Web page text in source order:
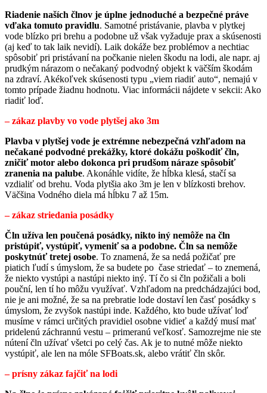
Riadenie naších člnov je úplne jednoduché a bezpečné práve
vďaka tomuto pravidlu. Samotné pristávanie, plavba v plytkej
vode blízko pri brehu a podobne už však vyžaduje prax a skúsenosti
(aj keď to tak laik nevidí). Laik dokáže bez problémov a nechtiac
spôsobiť pri pristávaní na počkanie nielen škodu na lodi, ale napr. aj
prudkým nárazom o nečakaný podvodný objekt k väčším škodám
na zdraví. Akékoľvek skúsenosti typu „viem riadiť auto“, nemajú v
tomto prípade žiadnu hodnotu. Viac informácii nájdete v sekcii: Ako
riadiť loď.
– zákaz plavby vo vode plytšej ako 3m
Plavba v plytšej vode je extrémne nebezpečná vzhľadom na
nečakané podvodné prekážky, ktoré dokážu poškodiť čln,
zničiť motor alebo dokonca pri prudšom náraze spôsobiť
zranenia na palube. Akonáhle vidíte, že hĺbka klesá, stačí sa
vzdialiť od brehu. Voda plytšia ako 3m je len v blízkosti brehov.
Väčšina Vodného diela má hĺbku 7 až 15m.
– zákaz striedania posádky
Čln užíva len poučená posádky, nikto iný nemôže na čln
pristúpiť, vystúpiť, vymeniť sa a podobne. Čln sa nemôže
poskytnúť tretej osobe. To znamená, že sa nedá požičať pre
piatich ľudí s úmyslom, že sa budete po čase striedať – to znemená,
že niekto vystúpi a nastúpi niekto iný. Tí čo si čln požičali a boli
pouční, len tí ho môžu využívať. Vzhľadom na predchádzajúci bod,
nie je ani možné, že sa na prebratie lode dostaví len časť posádky s
úmyslom, že zvyšok nastúpi inde. Každého, kto bude užívať loď
musíme v rámci určitých pravidiel osobne vidieť a každý musí mať
pridelenú záchrannú vestu – primeranú veľkosť. Samozrejme nie ste
nútení čln užívať všetci po celý čas. Ak je to nutné môže niekto
vystúpiť, ale len na móle SFBoats.sk, alebo vrátiť čln skôr.
– prísny zákaz fajčiť na lodi